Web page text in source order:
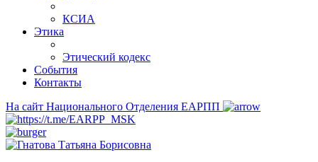
КСИА
Этика
Этический кодекс
События
Контакты
На сайт Национального Отделения ЕАРПП